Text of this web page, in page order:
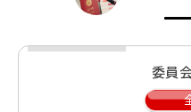
委員